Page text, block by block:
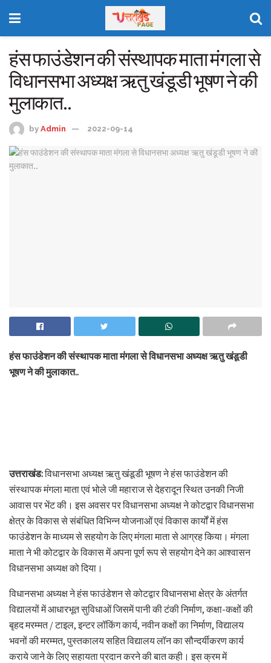
हंस फाउंडेशन की संस्थापक माता मंगला से
विधानसभा अध्यक्ष ऋतु खंडूडी भूषण ने की
मुलाकात..
by Admin 2022-09-14
हंस फाउंडेशन की संस्थापक माता मंगला से विधानसभा अध्यक्ष ऋतु खंडूडी
भूषण ने की मुलाकात..
उत्तराखंड:विधानसभा अध्यक्ष ऋतु खंडूडी भूषण ने हंस फाउंडेशन की
संस्थापक मंगला माता एवं भोले जी महाराज से देहरादून स्थित उनकी निजी
आवास पर भेंट की। इस अवसर पर विधानसभा अध्यक्ष ने कोटद्वार विधानसभा
क्षेत्र के विकास से संबंधित विभिन्न योजनाओं एवं विकास कार्यों में हंस
फाउंडेशन के माध्यम से सहयोग के लिए मंगला माता से आग्रह किया। मंगला
माता ने भी कोटद्वार के विकास में अपना पूर्ण रूप से सहयोग देने का आश्वासन
विधानसभा अध्यक्ष को दिया।
विधानसभा अध्यक्ष ने हंस फाउंडेशन से कोटद्वार विधानसभा क्षेत्र के अंतर्गत
विद्यालयों में आधारभूत सुविधाओं जिसमें पानी की टंकी निर्माण, कक्षा-कक्षों की
बृहद मरम्मत / टाइल, इन्टर लॉकिंग कार्य, नवीन कक्षों का निर्माण, विद्यालय
भवनों की मरम्मत, पुस्तकालय सहित विद्यालय लॉन का सौन्दर्यीकरण कार्य
कराये जाने के लिए सहायता प्रदान करने की बात कही। इस क्रम में